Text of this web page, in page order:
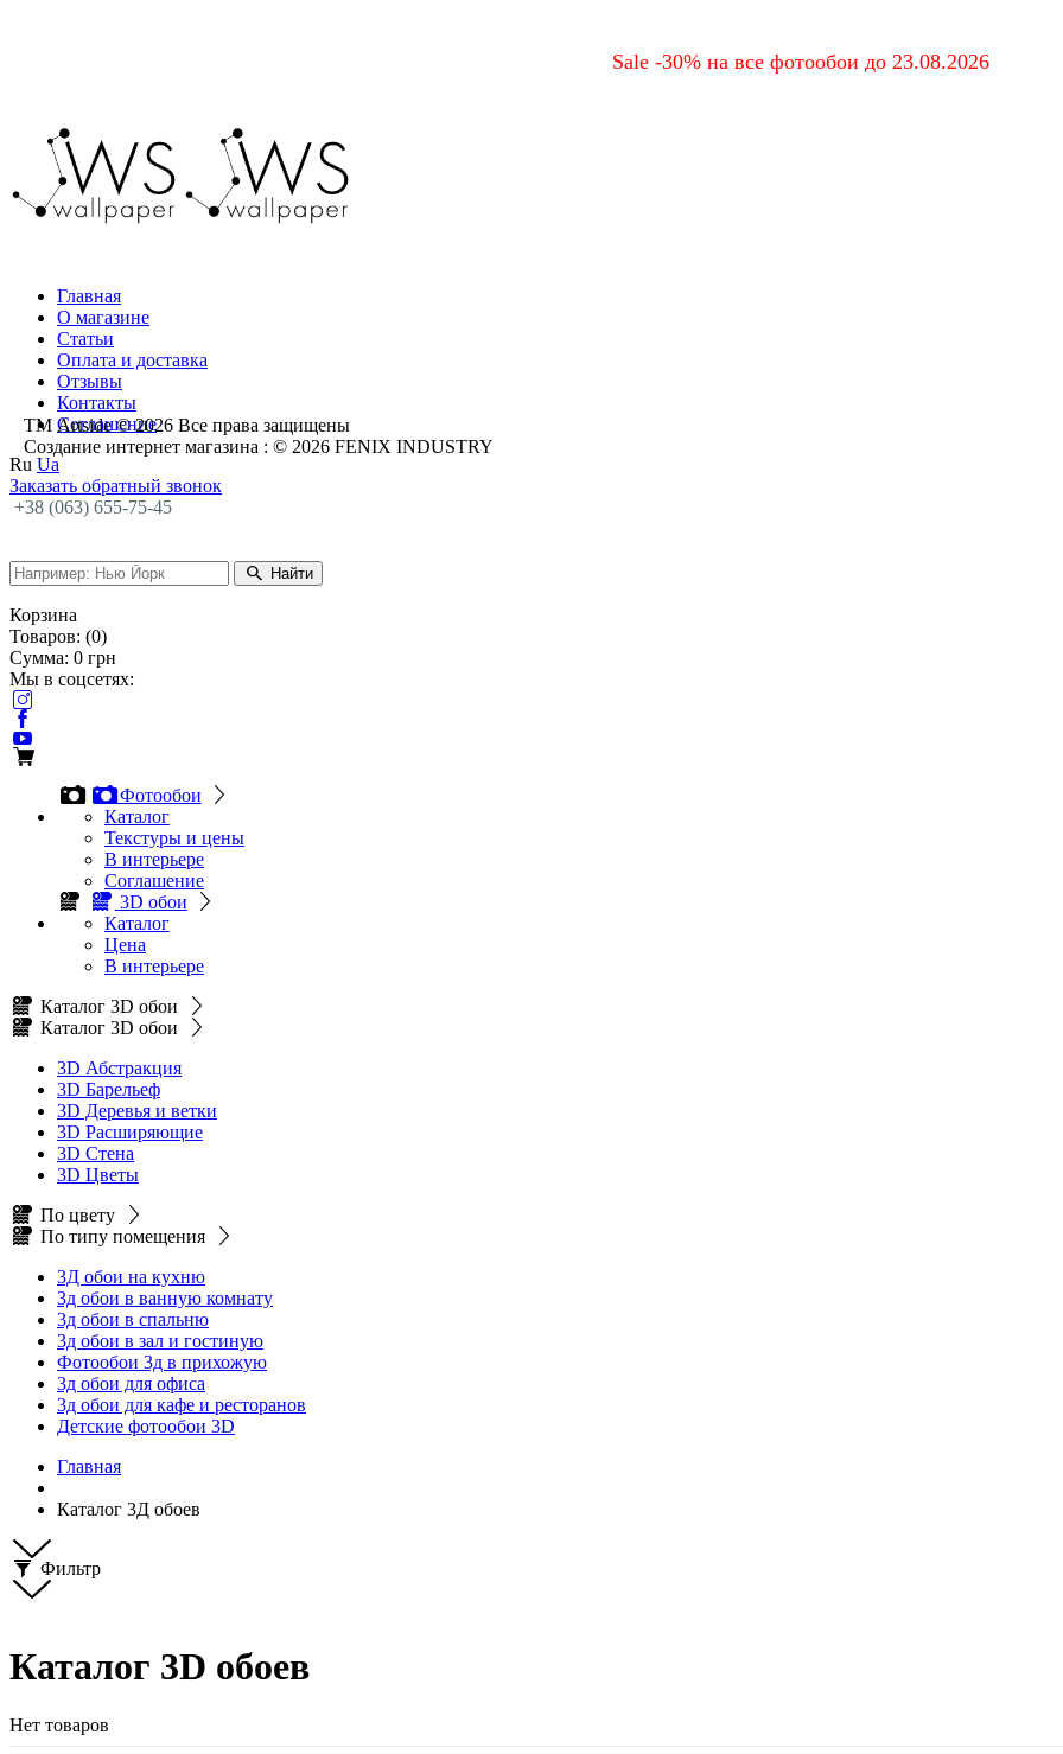
Sale -30% на все фотообои до 23.08.2026
Главная
О магазине
Статьи
Оплата и доставка
Отзывы
Контакты
Соглашение
Ru Ua
Заказать обратный звонок
+38 (063) 655-75-45
Найти
Корзина
Товаров: (0)
Сумма: 0 грн
Мы в соцсетях:
Фотообои
Каталог
Текстуры и цены
В интерьере
Соглашение
3D обои
Каталог
Цена
В интерьере
Каталог 3D обои
Каталог 3D обои
3D Абстракция
3D Барельеф
3D Деревья и ветки
3D Расширяющие
3D Стена
3D Цветы
По цвету
По типу помещения
3Д обои на кухню
3д обои в ванную комнату
3д обои в спальню
3д обои в зал и гостиную
Фотообои 3д в прихожую
3д обои для офиса
3д обои для кафе и ресторанов
Детские фотообои 3D
Главная
Каталог 3Д обоев
Фильтр
Каталог 3D обоев
Нет товаров
ТМ Artside © 2026 Все права защищены
Создание интернет магазина : © 2026 FENIX INDUSTRY